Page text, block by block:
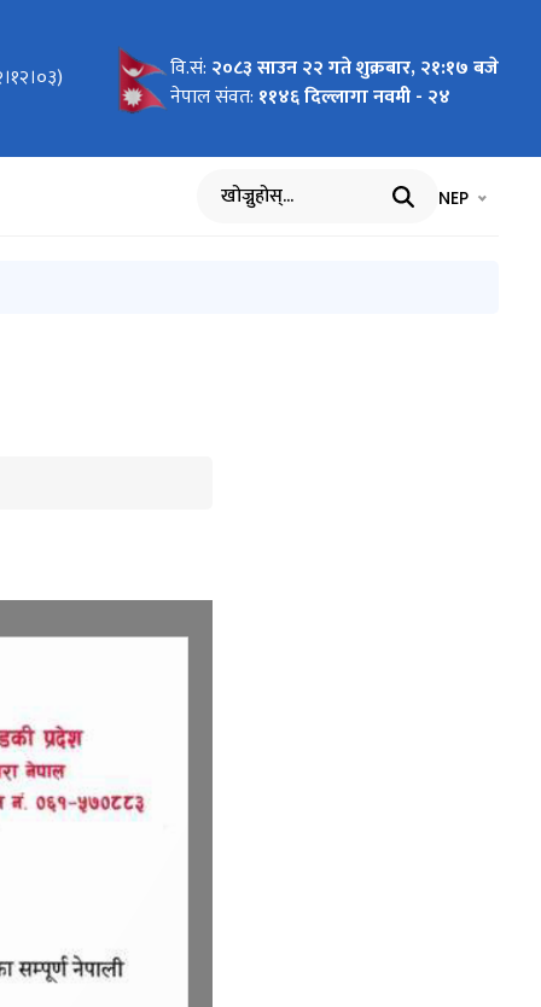
पेश
गर्ने
विधेयक
(मिति
गर्न
पेश वि.सं: २०८३ साउन २२ गते शुक्रबार, २१:१७ बजे
नेपाल संवत: ११४६ दिल्लागा नवमी - २४
खोज्नुहोस् भाषा चयन
NEP